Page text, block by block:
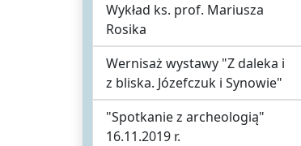
Wykład ks. prof. Mariusza
Rosika
Wernisaż wystawy "Z daleka i
z bliska. Józefczuk i Synowie"
"Spotkanie z archeologią"
16.11.2019 r.